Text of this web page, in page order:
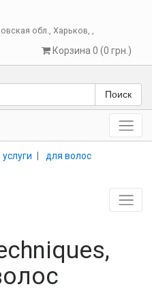
обл., Харьков, ,
Корзина 0 (0 грн.)
Поиск
для волос